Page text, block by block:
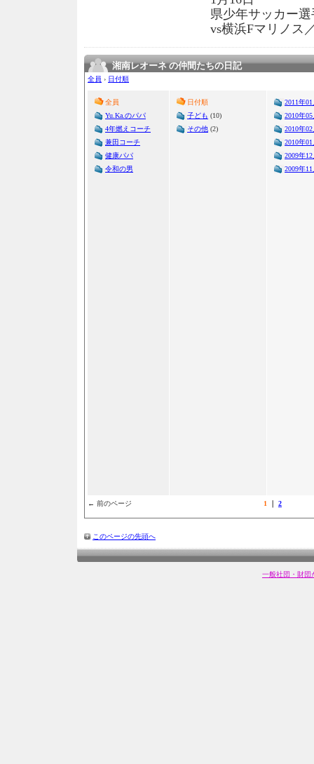
県少年サッカー
vs横浜Fマリノス
湘南レオーネ の仲間たちの日記
全員 › 日付順
全員
Yu.Ka.のパパ
4年燃えコーチ
兼田コーチ
健康パパ
令和の男
日付順
子ども (10)
その他 (2)
2011年
2010年
2010年
2010年
2009年
2009年
← 前のページ 1 2
このページの先頭へ
一般社団・財団